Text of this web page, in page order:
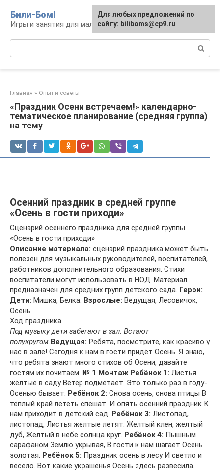
контенту
Били-Бом!
Игры и занятия для малышей и школьников
Главная » Опыт и советы
«Праздник Осени встречаем!» календарно-
тематическое планирование (средняя группа)
на тему
Осенний праздник в средней группе
«Осень в гости приходи»
Сценарий осеннего праздника для средней группы
«Осень в гости приходи»
Описание материала: сценарий праздника может быть
полезен для музыкальных руководителей, воспитателей,
работников дополнительного образования. Стихи
воспитатели могут использовать в НОД. Материал
предназначен для средних групп детского сада. Герои:
Дети: Мишка, Белка. Взрослые: Ведущая, Лесовичок,
Осень.
Ход праздника
Под музыку дети забегают в зал. Встают
полукругом.Ведущая: Ребята, посмотрите, как красиво у
нас в зале! Сегодня к нам в гости придёт Осень. Я знаю,
что ребята знают много стихов об Осени, давайте
гостям их почитаем. № 1 Монтаж Ребёнок 1: Листья
жёлтые в саду Ветер подметает. Это только раз в году-
Осенью бывает. Ребёнок 2: Снова осень, снова птицы В
тёплый край лететь спешат. И опять осенний праздник К
нам приходит в детский сад. Ребёнок 3: Листопад,
листопад, Листья желтые летят. Желтый клен, желтый
дуб, Желтый в небе солнца круг. Ребёнок 4: Пышным
сарафаном Землю укрывая, В гости к нам шагает Осень
золотая. Ребёнок 5: Праздник осень в лесу И светло и
весело. Вот какие украшенья Осень здесь развесила.
Для любых предложений по
сайту: biliboms@cp9.ru